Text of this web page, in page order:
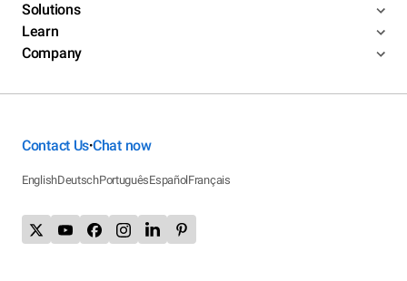
Solutions
Learn
Company
Contact Us•Chat now
EnglishDeutschPortuguêsEspañolFrançais